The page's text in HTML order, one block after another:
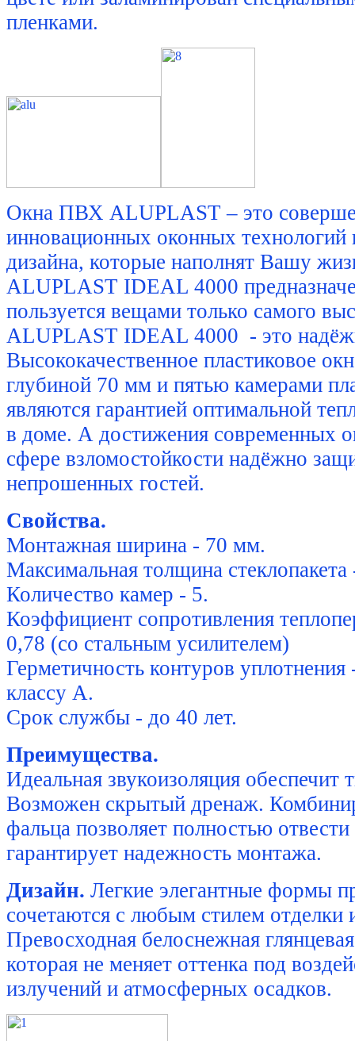
пленками.
Окна ПВХ ALUPLAST – это
инновационных оконных технологий
дизайна, которые наполнят Вашу
ALUPLAST IDEAL 4000
пользуется вещами только самого
ALUPLAST IDEAL 4000 - это
Высококачественное пластиковое
глубиной 70 мм и пятью камерами
являются гарантией оптимальной
в доме. А достижения современных
сфере взломостойкости надёжно
непрошенных гостей.
Свойства.
Монтажная ширина - 70 мм.
Максимальная толщина
Количество камер - 5.
Коэффициент сопротивления
0,78 (со стальным усилителем)
Герметичность контуров уплотнения
классу А.
Срок службы - до 40 лет.
Преимущества.
Идеальная звукоизоляция
Возможен скрытый дренаж.
фальца позволяет полностью отвести
гарантирует надежность монтажа.
Дизайн. Легкие элегантные формы
сочетаются с любым стилем отделки
Превосходная белоснежная
которая не меняет оттенка под
излучений и атмосферных осадков.